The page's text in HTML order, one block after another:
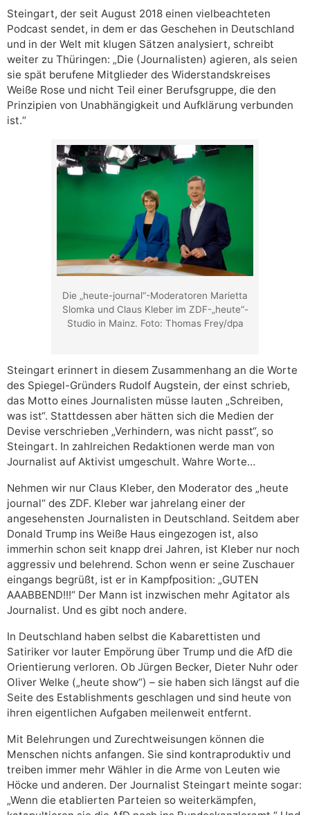
Steingart, der seit August 2018 einen vielbeachteten
Podcast sendet, in dem er das Geschehen in Deutschland
und in der Welt mit klugen Sätzen analysiert, schreibt
weiter zu Thüringen: „Die (Journalisten) agieren, als seien
sie spät berufene Mitglieder des Widerstandskreises
Weiße Rose und nicht Teil einer Berufsgruppe, die den
Prinzipien von Unabhängigkeit und Aufklärung verbunden
ist.“
Die „heute-journal“-Moderatoren Marietta
Slomka und Claus Kleber im ZDF-„heute“-
Studio in Mainz. Foto: Thomas Frey/dpa
Steingart erinnert in diesem Zusammenhang an die Worte
des Spiegel-Gründers Rudolf Augstein, der einst schrieb,
das Motto eines Journalisten müsse lauten „Schreiben,
was ist“. Stattdessen aber hätten sich die Medien der
Devise verschrieben „Verhindern, was nicht passt“, so
Steingart. In zahlreichen Redaktionen werde man von
Journalist auf Aktivist umgeschult. Wahre Worte…
Nehmen wir nur Claus Kleber, den Moderator des „heute
journal“ des ZDF. Kleber war jahrelang einer der
angesehensten Journalisten in Deutschland. Seitdem aber
Donald Trump ins Weiße Haus eingezogen ist, also
immerhin schon seit knapp drei Jahren, ist Kleber nur noch
aggressiv und belehrend. Schon wenn er seine Zuschauer
eingangs begrüßt, ist er in Kampfposition: „GUTEN
AAABBEND!!!“ Der Mann ist inzwischen mehr Agitator als
Journalist. Und es gibt noch andere.
In Deutschland haben selbst die Kabarettisten und
Satiriker vor lauter Empörung über Trump und die AfD die
Orientierung verloren. Ob Jürgen Becker, Dieter Nuhr oder
Oliver Welke („heute show“) – sie haben sich längst auf die
Seite des Establishments geschlagen und sind heute von
ihren eigentlichen Aufgaben meilenweit entfernt.
Mit Belehrungen und Zurechtweisungen können die
Menschen nichts anfangen. Sie sind kontraproduktiv und
treiben immer mehr Wähler in die Arme von Leuten wie
Höcke und anderen. Der Journalist Steingart meinte sogar:
„Wenn die etablierten Parteien so weiterkämpfen,